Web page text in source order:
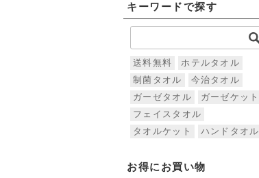
キーワードで探す
送料無料
ホテルタオル
制菌タオル
今治タオル
ガーゼタオル
ガーゼケット
フェイスタオル
タオルケット
ハンドタオル
お得にお買い物